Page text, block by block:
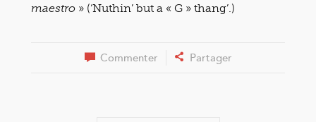
maestro » (‘Nuthin’ but a « G » thang’.)
Commenter Partager